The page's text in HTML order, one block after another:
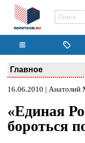
Главное
16.06.2010 | Анатолий
«Единая
бороться